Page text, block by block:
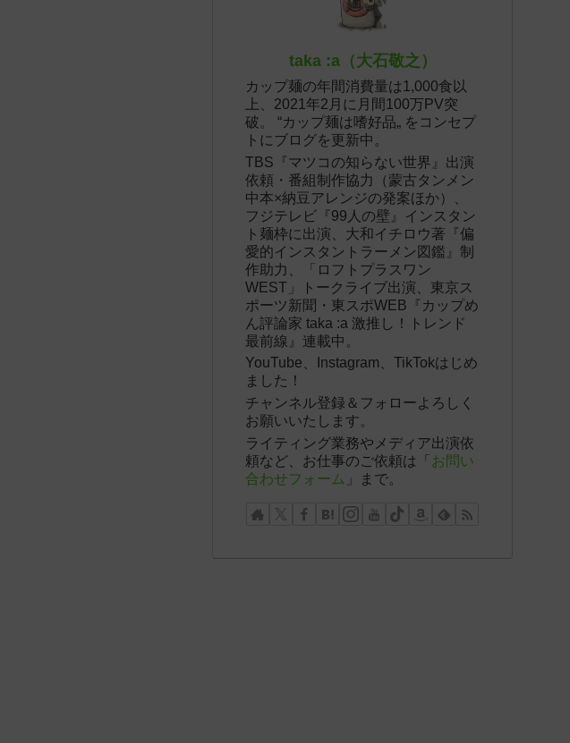
taka :a（大石敬之）
カップ麺の年間消費量は1,000食以
上、2021年2月に月間100万PV突
破。 “カップ麺は嗜好品„ をコンセプ
トにブログを更新中。
TBS『マツコの知らない世界』出演
依頼・番組制作協力（蒙古タンメン
中本×納豆アレンジの発案ほか）、
フジテレビ『99人の壁』インスタン
ト麺枠に出演、大和イチロウ著『偏
愛的インスタントラーメン図鑑』制
作助力、「ロフトプラスワン
WEST」トークライブ出演、東京ス
ポーツ新聞・東スポWEB『カップめ
ん評論家 taka :a 激推し！トレンド
最前線』連載中。
YouTube、Instagram、TikTokはじめ
ました！
チャンネル登録＆フォローよろしく
お願いいたします。
ライティング業務やメディア出演依
頼など、お仕事のご依頼は「 お問い
合わせフォーム 」まで。